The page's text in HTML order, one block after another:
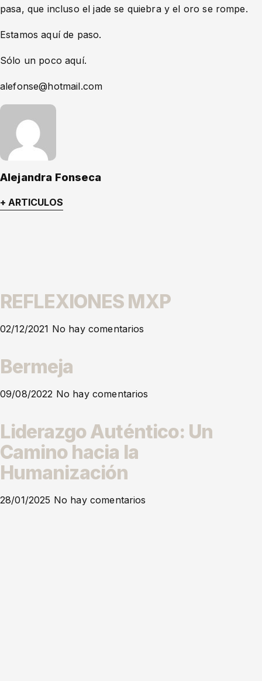
pasa, que incluso el jade se quiebra y el oro se rompe.
Estamos aquí de paso.
Sólo un poco aquí.
alefonse@hotmail.com
Alejandra Fonseca
+ ARTICULOS
REFLEXIONES MXP
02/12/2021 No hay comentarios
Bermeja
09/08/2022 No hay comentarios
Liderazgo Auténtico: Un
Camino hacia la
Humanización
28/01/2025 No hay comentarios